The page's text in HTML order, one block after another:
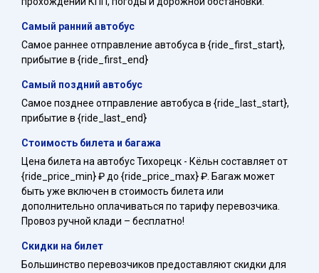
Самый ранний автобус
Самое раннее отправление автобуса в {ride_first_start},
прибытие в {ride_first_end}
Самый поздний автобус
Самое позднее отправление автобуса в {ride_last_start},
прибытие в {ride_last_end}
Стоимость билета и багажа
Цена билета на автобус Тихорецк - Кёльн составляет от
{ride_price_min} ₽ до {ride_price_max} ₽. Багаж может
быть уже включен в стоимость билета или
дополнительно оплачиваться по тарифу перевозчика.
Провоз ручной клади – бесплатно!
Скидки на билет
Большинство перевозчиков предоставляют скидки для